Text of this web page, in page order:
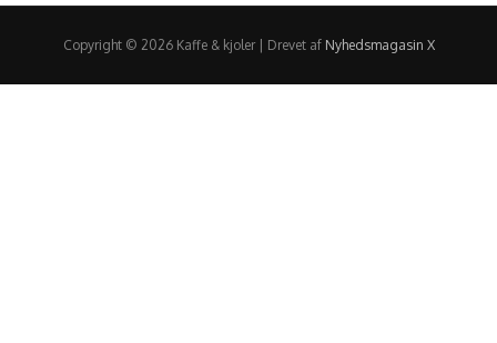
Copyright © 2026 Kaffe & kjoler | Drevet af Nyhedsmagasin X